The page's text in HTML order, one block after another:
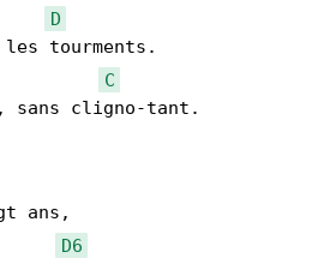
D
les tourments.
C
sans cligno-tant.
ans,
D6